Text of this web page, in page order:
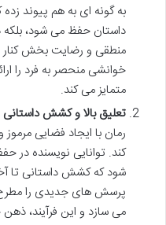
به گونه ای به هم پیوند
داستان حفظ می شود، بلکه
منطقی و رضایت بخش کنار
خوانشی منحصر به فرد را
متمایز می کند.
تعلیق بالا و کشش داستانی
رمان با ایجاد فضایی
کند. توانایی نویسنده در
شود که کشش داستانی تا
پرسش های جدیدی را مطرح
می سازد و این فرآیند، ذهن